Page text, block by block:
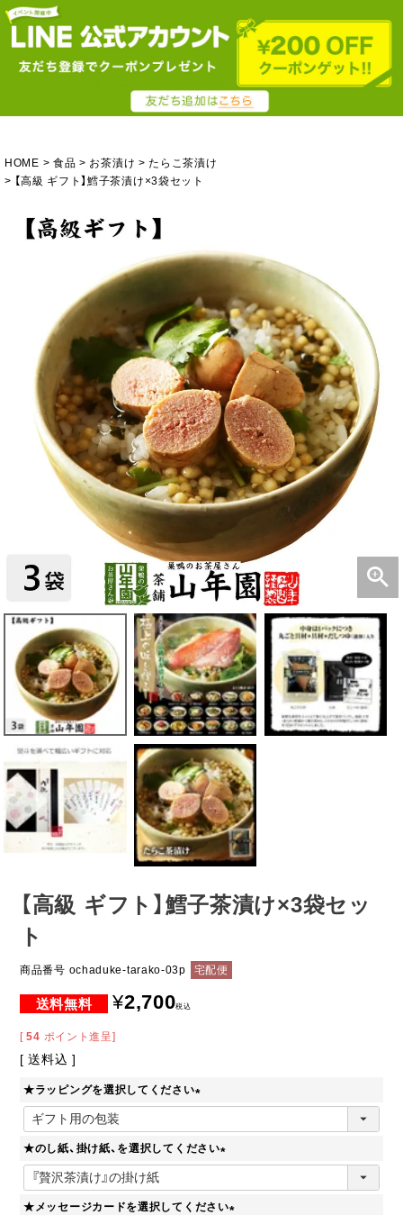
HOME 食品 お茶漬け
たらこ茶漬け
【高級 ギフト】鱈子茶漬け×3袋セット
【高級 ギフト】鱈子茶漬け×3袋セッ
ト
商品番号 ochaduke-tarako-03p 宅配便
¥2,700税込
[ 54 ポイント進呈]
送料込
★ラッピングを選択してください
必
須
)
★のし紙、掛け紙、を選択してください
必
須
★メッセージカードを選択してください